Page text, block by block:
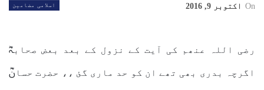
اسلامی مضامین On اکتوبر 9, 2016
رضی اللہ عنھم کی آیت کے نزول کے بعد بعض صحابہؓ
اگرچہ بدری بھی تھے ان کو حد ماری گئ ،، حضرت حسانؓ